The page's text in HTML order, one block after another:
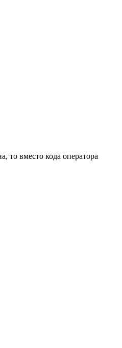
то вместо кода оператора